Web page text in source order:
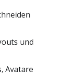
und
Avatare